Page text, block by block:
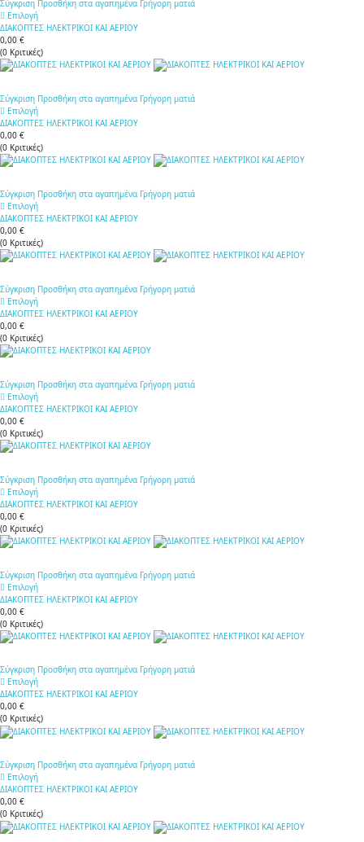
Σύγκριση Προσθήκη στα αγαπημένα Γρήγορη ματιά
Επιλογή
ΔΙΑΚΟΠΤΕΣ ΗΛΕΚΤΡΙΚΟΙ ΚΑΙ ΑΕΡΙΟΥ
0,00 €
(0 Κριτικές)
Σύγκριση Προσθήκη στα αγαπημένα Γρήγορη ματιά
Επιλογή
ΔΙΑΚΟΠΤΕΣ ΗΛΕΚΤΡΙΚΟΙ ΚΑΙ ΑΕΡΙΟΥ
0,00 €
(0 Κριτικές)
Σύγκριση Προσθήκη στα αγαπημένα Γρήγορη ματιά
Επιλογή
ΔΙΑΚΟΠΤΕΣ ΗΛΕΚΤΡΙΚΟΙ ΚΑΙ ΑΕΡΙΟΥ
0,00 €
(0 Κριτικές)
Σύγκριση Προσθήκη στα αγαπημένα Γρήγορη ματιά
Επιλογή
ΔΙΑΚΟΠΤΕΣ ΗΛΕΚΤΡΙΚΟΙ ΚΑΙ ΑΕΡΙΟΥ
0,00 €
(0 Κριτικές)
Σύγκριση Προσθήκη στα αγαπημένα Γρήγορη ματιά
Επιλογή
ΔΙΑΚΟΠΤΕΣ ΗΛΕΚΤΡΙΚΟΙ ΚΑΙ ΑΕΡΙΟΥ
0,00 €
(0 Κριτικές)
Σύγκριση Προσθήκη στα αγαπημένα Γρήγορη ματιά
Επιλογή
ΔΙΑΚΟΠΤΕΣ ΗΛΕΚΤΡΙΚΟΙ ΚΑΙ ΑΕΡΙΟΥ
0,00 €
(0 Κριτικές)
Σύγκριση Προσθήκη στα αγαπημένα Γρήγορη ματιά
Επιλογή
ΔΙΑΚΟΠΤΕΣ ΗΛΕΚΤΡΙΚΟΙ ΚΑΙ ΑΕΡΙΟΥ
0,00 €
(0 Κριτικές)
Σύγκριση Προσθήκη στα αγαπημένα Γρήγορη ματιά
Επιλογή
ΔΙΑΚΟΠΤΕΣ ΗΛΕΚΤΡΙΚΟΙ ΚΑΙ ΑΕΡΙΟΥ
0,00 €
(0 Κριτικές)
Σύγκριση Προσθήκη στα αγαπημένα Γρήγορη ματιά
Επιλογή
ΔΙΑΚΟΠΤΕΣ ΗΛΕΚΤΡΙΚΟΙ ΚΑΙ ΑΕΡΙΟΥ
0,00 €
(0 Κριτικές)